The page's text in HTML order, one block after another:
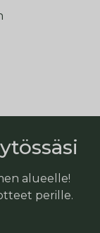
alueelle!
perille.